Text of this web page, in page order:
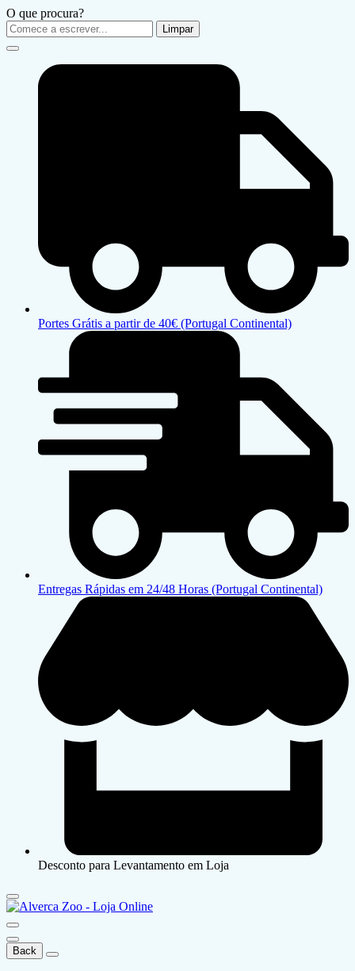
O que procura?
Limpar
Portes Grátis a partir de 40€ (Portugal Continental)
Entregas Rápidas em 24/48 Horas (Portugal Continental)
Desconto para Levantamento em Loja
Back